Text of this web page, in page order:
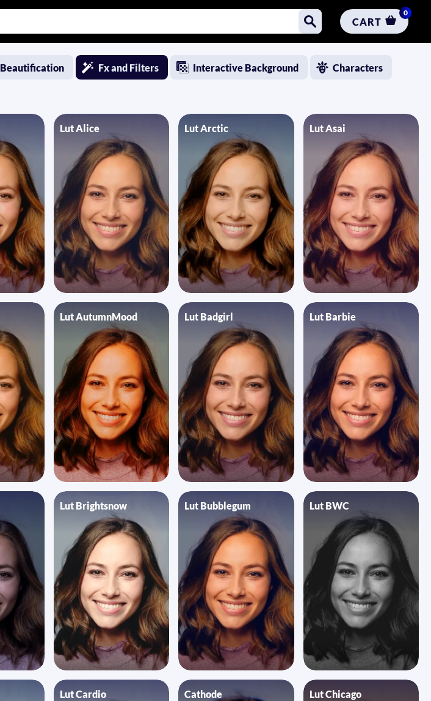
CART
0
Beautification Fx and Filters Interactive Background Characters
Lut Alice Lut Arctic Lut Asai
Lut AutumnMood Lut Badgirl Lut Barbie
Lut Brightsnow Lut Bubblegum Lut BWC
Lut Cardio Cathode Lut Chicago